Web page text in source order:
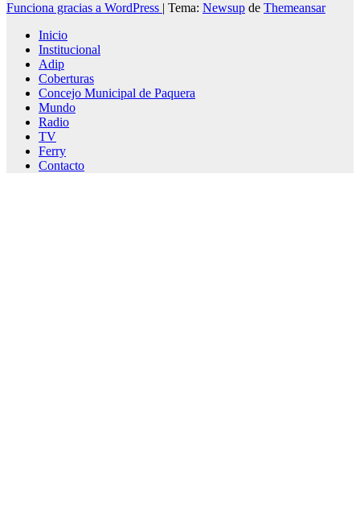
Funciona gracias a WordPress | Tema: Newsup de Themeansar
Inicio
Institucional
Adip
Coberturas
Concejo Municipal de Paquera
Mundo
Radio
TV
Ferry
Contacto